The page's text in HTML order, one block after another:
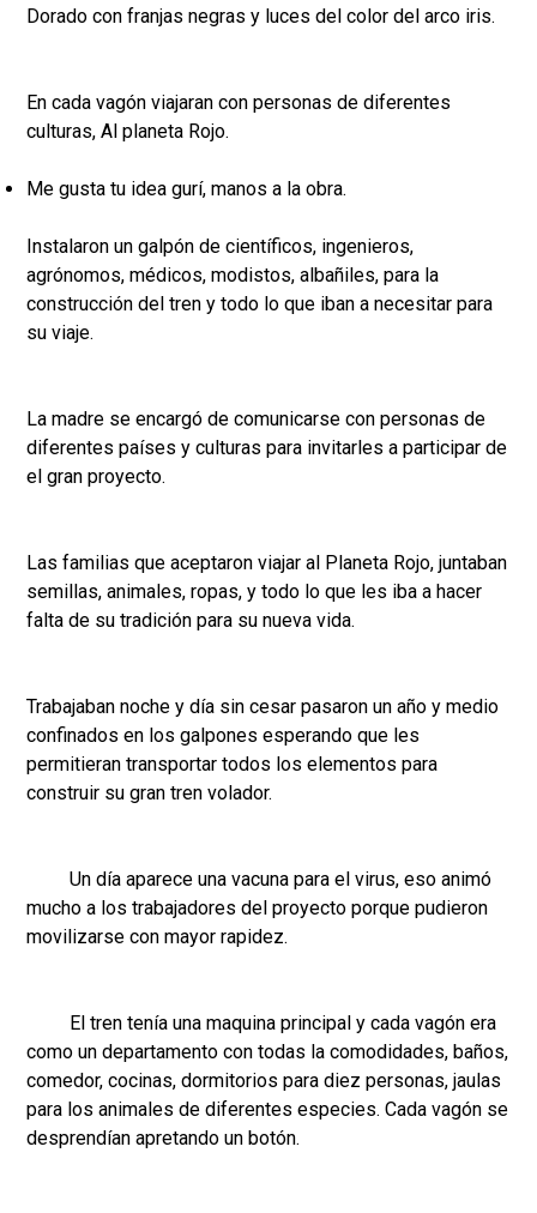
Dorado con franjas negras y luces del color del arco iris.
En cada vagón viajaran con personas de diferentes
culturas, Al planeta Rojo.
Me gusta tu idea gurí, manos a la obra.
Instalaron un galpón de científicos, ingenieros,
agrónomos, médicos, modistos, albañiles, para la
construcción del tren y todo lo que iban a necesitar para
su viaje.
La madre se encargó de comunicarse con personas de
diferentes países y culturas para invitarles a participar de
el gran proyecto.
Las familias que aceptaron viajar al Planeta Rojo, juntaban
semillas, animales, ropas, y todo lo que les iba a hacer
falta de su tradición para su nueva vida.
Trabajaban noche y día sin cesar pasaron un año y medio
confinados en los galpones esperando que les
permitieran transportar todos los elementos para
construir su gran tren volador.
Un día aparece una vacuna para el virus, eso animó
mucho a los trabajadores del proyecto porque pudieron
movilizarse con mayor rapidez.
El tren tenía una maquina principal y cada vagón era
como un departamento con todas la comodidades, baños,
comedor, cocinas, dormitorios para diez personas, jaulas
para los animales de diferentes especies. Cada vagón se
desprendían apretando un botón.